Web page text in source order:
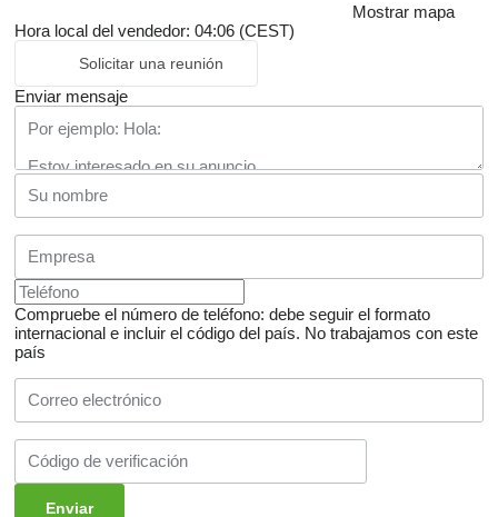
Mostrar mapa
Hora local del vendedor: 04:06 (CEST)
Solicitar una reunión
Enviar mensaje
Compruebe el número de teléfono: debe seguir el formato
internacional e incluir el código del país. No trabajamos con este
país